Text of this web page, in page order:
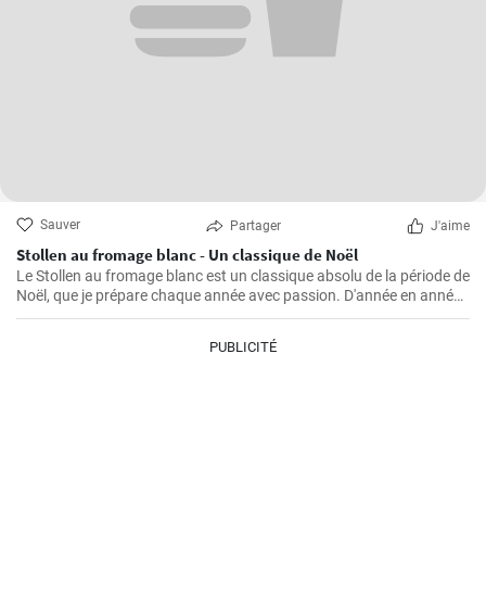
Sauver Partager J'aime
Stollen au fromage blanc - Un classique de Noël
Le Stollen au fromage blanc est un classique absolu de la période de
Noël, que je prépare chaque année avec passion. D'année en année,
j'ai perfectionné la recette et appris quelques trucs et astuces que
j'aimerais partager avec vous. Le Stollen est incroyablement
moelleux et aromatique, et accompagne parfaitement une tasse de
PUBLICITÉ